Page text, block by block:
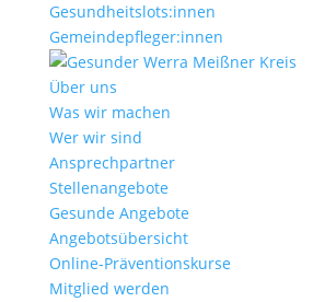
Gesundheitslots:innen
Gemeindepfleger:innen
Über uns
Was wir machen
Wer wir sind
Ansprechpartner
Stellenangebote
Gesunde Angebote
Angebotsübersicht
Online-Präventionskurse
Mitglied werden